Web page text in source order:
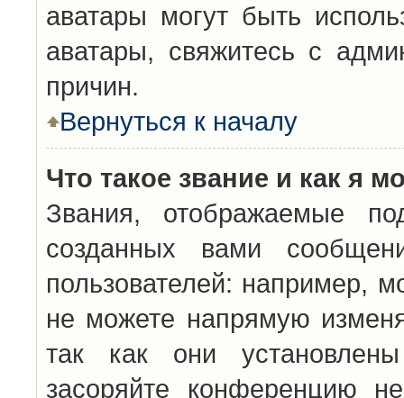
аватары могут быть
аватары, свяжитесь с
причин.
Вернуться к началу
Что такое звание и как я
Звания, отображаемые
созданных вами
пользователей: например,
не можете напрямую
так как они
засоряйте конференцию